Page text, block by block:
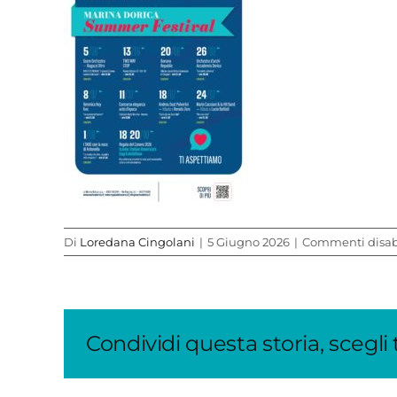
Di Loredana Cingolani | 5 Giugno 2026 | Commenti
Condividi questa storia, scegli